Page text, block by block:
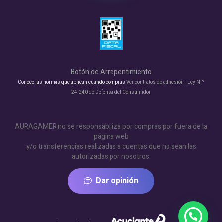
Botón de Arrepentimiento
Conocé las normas que aplican cuando compras Ver contratos de adhesión - Ley N.º
24.240 de Defensa del Consumidor
AURAGAMER no se responsabiliza por compras por fuera de la
página web
y/o transferencias realizadas a cuentas que no sean las
autorizadas por nosotros.
Dar opinión